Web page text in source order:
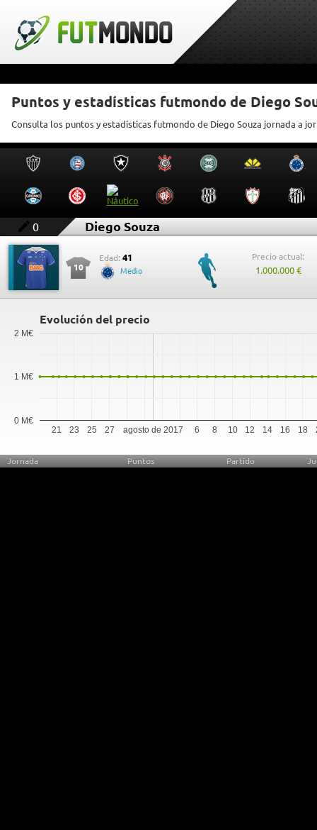
Puntos y estadísticas futmondo de Diego
Consulta los puntos y estadísticas futmondo de Diego Souza jornada a
0 Diego Souza
10
Edad: 41
Medio
Precio actual:
1.000.000 €
Evolución del precio
agosto de 2017
21 23 25 27 6 8 10 12 14 16 18
0 M€
1 M€
2 M€
Jornada Puntos Partido